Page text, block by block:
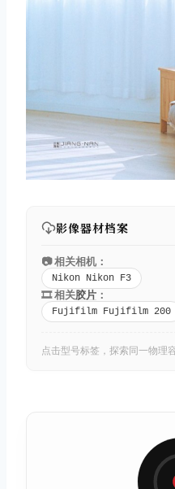
影像器材档案
📷 相关相机：
Nikon Nikon F3
🎞️ 相关胶片 ：
Fujifilm Fujifilm 200
点击型号标签，探索同一物理